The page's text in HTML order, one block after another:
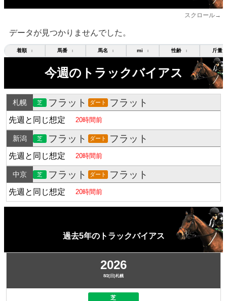
スクロール→
データが見つかりませんでした。
着順 ↕ 馬番 ↕ 馬名 ↕ mi ↕ 性齢 ↕ 斤量
今週のトラックバイアス
札幌 芝 フラット ダート フラット
先週と同じ想定 20時間前
新潟 芝 フラット ダート フラット
先週と同じ想定 20時間前
中京 芝 フラット ダート フラット
先週と同じ想定 20時間前
過去5年のトラックバイアス
2026
8/2(日)札幌
芝